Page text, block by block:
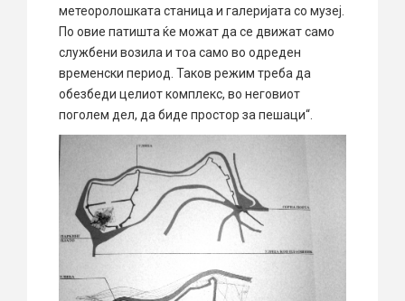
метеоролошката станица и галеријата со музеј.
По овие патишта ќе можат да се движат само
службени возила и тоа само во одреден
временски период. Таков режим треба да
обезбеди целиот комплекс, во неговиот
поголем дел, да биде простор за пешаци“.